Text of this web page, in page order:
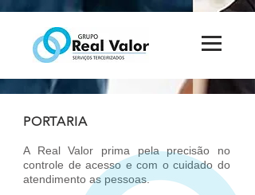
PORTARIA
A Real Valor prima pela precisão no
controle de acesso e com o cuidado do
atendimento as pessoas.